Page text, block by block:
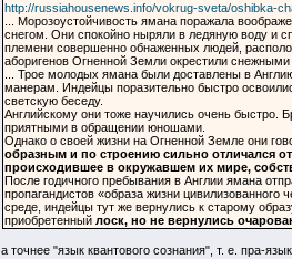
http://russiahousenews.info/vokrug-sveta/oshibka-
... Морозоустойчивость ямана поражала
снегом. Они спокойно ныряли в ледяную воду и
племени совершенно обнаженных людей,
аборигенов Огненной Земли окрестили
... Трое молодых ямана были доставлены в
манерам. Индейцы поразительно быстро
светскую беседу.
Английскому они тоже научились очень быстро.
приятными в обращении юношами.
Однако о своей жизни на Огненной Земле они
образным и по строению сильно отличался
происходившее в окружавшем их мире,
После годичного пребывания в Англии ямана
пропагандистов «образа жизни
среде, индейцы тут же вернулись к старому
приобретенный лоск, но не вернулись
а точнее "язык квантового сознания", т. е. пра-